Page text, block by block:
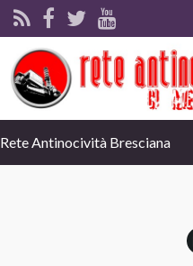
Rete Antinocività Bresciana